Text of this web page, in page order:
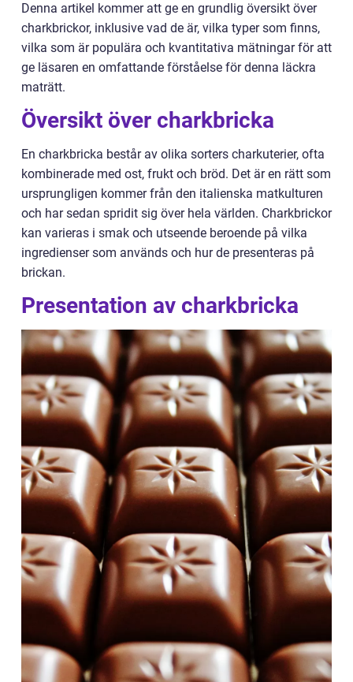
Denna artikel kommer att ge en grundlig översikt över
charkbrickor, inklusive vad de är, vilka typer som finns,
vilka som är populära och kvantitativa mätningar för att
ge läsaren en omfattande förståelse för denna läckra
maträtt.
Översikt över charkbricka
En charkbricka består av olika sorters charkuterier, ofta
kombinerade med ost, frukt och bröd. Det är en rätt som
ursprungligen kommer från den italienska matkulturen
och har sedan spridit sig över hela världen. Charkbrickor
kan varieras i smak och utseende beroende på vilka
ingredienser som används och hur de presenteras på
brickan.
Presentation av charkbricka